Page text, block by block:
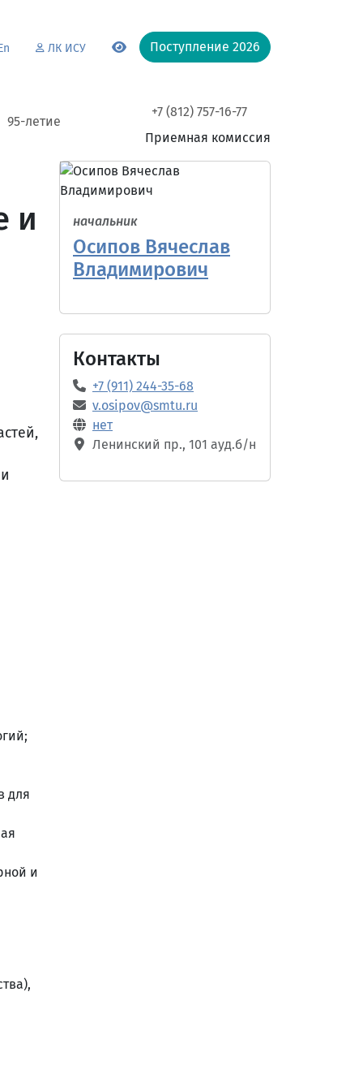
ЛК ИСУ Поступление 2026
95-летие
+7 (812) 757-16-77
Приемная комиссия
и
для
и
начальник
Осипов Вячеслав
Владимирович
Контакты
+7 (911) 244-35-68
v.osipov@smtu.ru
нет
Ленинский пр., 101 ауд.б/н